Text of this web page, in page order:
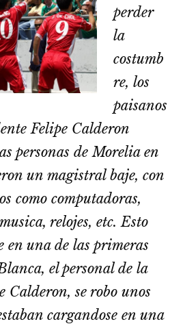
perder
la
costumb
re, los
paisanos
Felipe Calderon
personas de Morelia en
un magistral baje, con
como computadoras,
relojes, etc. Esto
en una de las primeras
el personal de la
Calderon, se robo unos
cargandose en una